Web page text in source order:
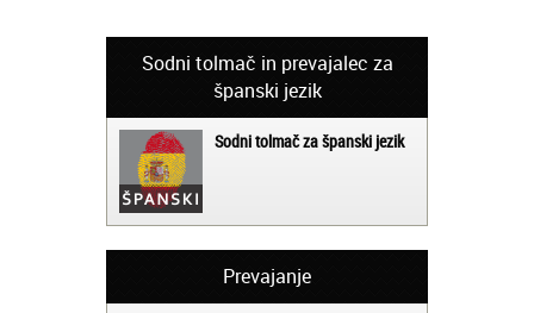
Sodni tolmač in prevajalec za
španski jezik
Sodni tolmač za španski jezik
Prevajanje